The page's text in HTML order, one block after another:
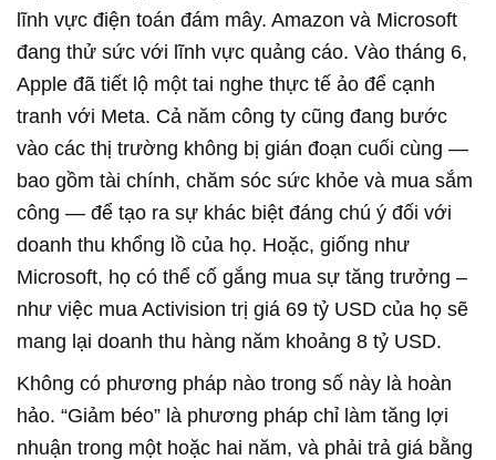
lĩnh vực điện toán đám mây. Amazon và Microsoft
đang thử sức với lĩnh vực quảng cáo. Vào tháng 6,
Apple đã tiết lộ một tai nghe thực tế ảo để cạnh
tranh với Meta. Cả năm công ty cũng đang bước
vào các thị trường không bị gián đoạn cuối cùng —
bao gồm tài chính, chăm sóc sức khỏe và mua sắm
công — để tạo ra sự khác biệt đáng chú ý đối với
doanh thu khổng lồ của họ. Hoặc, giống như
Microsoft, họ có thể cố gắng mua sự tăng trưởng –
như việc mua Activision trị giá 69 tỷ USD của họ sẽ
mang lại doanh thu hàng năm khoảng 8 tỷ USD.
Không có phương pháp nào trong số này là hoàn
hảo. “Giảm béo” là phương pháp chỉ làm tăng lợi
nhuận trong một hoặc hai năm, và phải trả giá bằng